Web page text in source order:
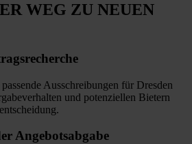
WEG ZU NEUEN
Ausschreibungen für Dresden
und potenziellen Bietern
Angebotsabgabe